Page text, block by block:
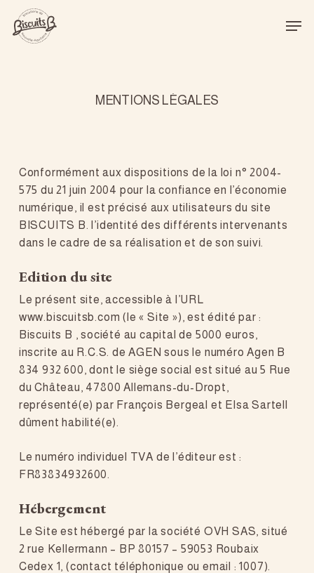
M ENT ONS L ÉGAL ES
Conformément aux dispositions de la loi n° 2004-
575 du 21 juin 2004 pour la confiance en l’économie
numérique, il est précisé aux utilisateurs du site
BISCUITS B. l’identité des différents intervenants
dans le cadre de sa réalisation et de son suivi.
Edition du site
Le présent site, accessible à l’URL
www.biscuitsb.com (le « Site »), est édité par :
Biscuits B , société au capital de 5000 euros,
inscrite au R.C.S. de AGEN sous le numéro Agen B
834 932 600, dont le siège social est situé au 5 Rue
du Château, 47800 Allemans-du-Dropt,
représenté(e) par François Bergeal et Elsa Sartell
dûment habilité(e).
Le numéro individuel TVA de l’éditeur est :
FR83834932600.
Hébergement
Le Site est hébergé par la société OVH SAS, situé
2 rue Kellermann – BP 80157 – 59053 Roubaix
Cedex 1, (contact téléphonique ou email : 1007).